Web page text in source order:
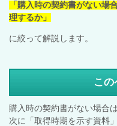
「購入時の契約書がない場
理するか」
に絞って解説します。
こ
購入時の契約書がない場合は
次に「取得時期を示す資料